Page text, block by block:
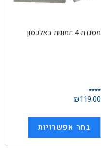
מסגרת 4 תמונות באלכסון
4.00
₪119.00
בחר אפשרויות